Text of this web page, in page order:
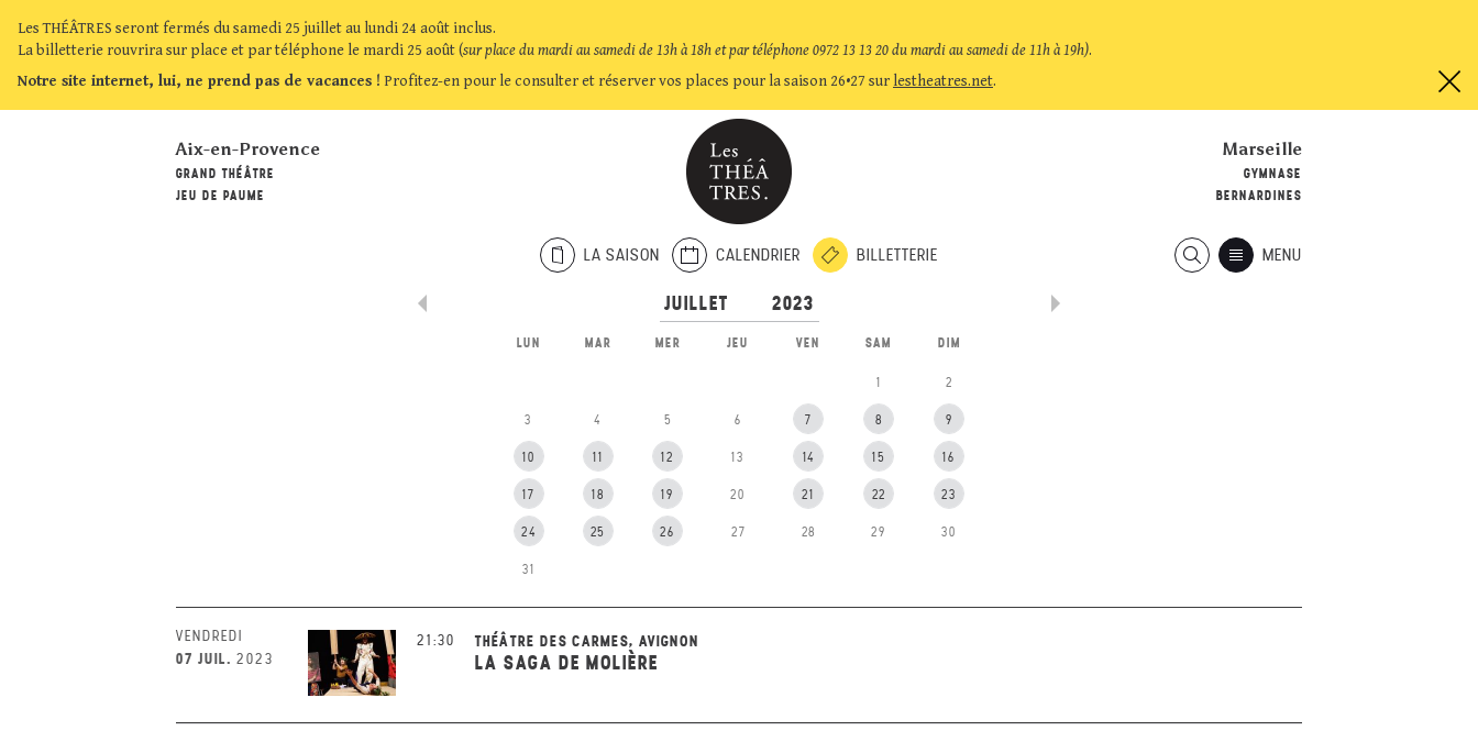
Les THÉÂTRES seront fermés du samedi 25 juillet au lundi 24 août inclus.
La billetterie rouvrira sur place et par téléphone le mardi 25 août (sur place du mardi au samedi de 13h à 18h et par téléphone 0972 13 13 20 du mardi au samedi de 11h à 19h).
Notre site internet, lui, ne prend pas de vacances ! Profitez-en pour le consulter et réserver vos places pour la saison 26•27 sur lestheatres.net.
Marseille
GYMNASE
BERNARDINES
Aix-en-Provence
GRAND THÉÂTRE
JEU DE PAUME
LA SAISON CALENDRIER BILLETTERIE MENU
LUN MAR MER JEU VEN SAM DIM
1 2
3 4 5 6 7 8 9
10 11 12 13 14 15 16
17 18 19 20 21 22 23
24 25 26 27 28 29 30
31
VENDREDI
07 JUIL. 2023
21:30 THÉÂTRE DES CARMES, AVIGNON
LA SAGA DE MOLIÈRE